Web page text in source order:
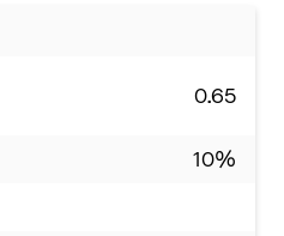
0.65
10%